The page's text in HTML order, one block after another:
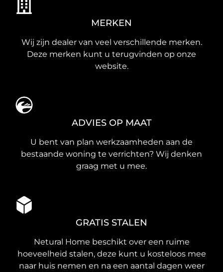
MERKEN
Wij zijn dealer van veel verschillende merken.
Deze merken kunt u terugvinden op onze
website.
ADVIES OP MAAT
U bent van plan werkzaamheden aan de
bestaande woning te verrichten? Wij denken
graag met u mee.
GRATIS STALEN
Netural Home beschikt over een ruime
hoeveelheid stalen, deze kunt u kosteloos mee
naar huis nemen en na een aantal dagen weer